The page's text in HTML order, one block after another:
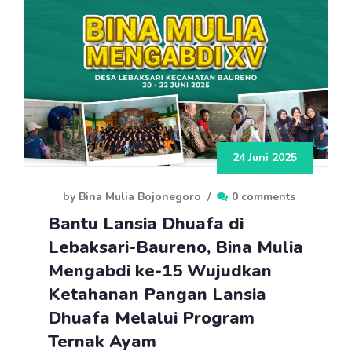
24 Juni 2025
by Bina Mulia Bojonegoro / 0 comments
Bantu Lansia Dhuafa di
Lebaksari-Baureno, Bina Mulia
Mengabdi ke-15 Wujudkan
Ketahanan Pangan Lansia
Dhuafa Melalui Program
Ternak Ayam